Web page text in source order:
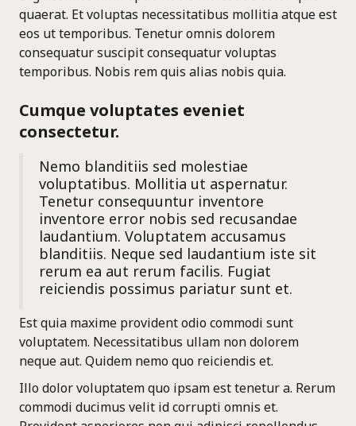
quaerat. Et voluptas necessitatibus mollitia atque est
eos ut temporibus. Tenetur omnis dolorem
consequatur suscipit consequatur voluptas
temporibus. Nobis rem quis alias nobis quia.
Cumque voluptates eveniet
consectetur.
Nemo blanditiis sed molestiae
voluptatibus. Mollitia ut aspernatur.
Tenetur consequuntur inventore
inventore error nobis sed recusandae
laudantium. Voluptatem accusamus
blanditiis. Neque sed laudantium iste sit
rerum ea aut rerum facilis. Fugiat
reiciendis possimus pariatur sunt et.
Est quia maxime provident odio commodi sunt
voluptatem. Necessitatibus ullam non dolorem
neque aut. Quidem nemo quo reiciendis et.
Illo dolor voluptatem quo ipsam est tenetur a. Rerum
commodi ducimus velit id corrupti omnis et.